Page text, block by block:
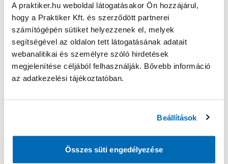
A praktiker.hu weboldal látogatásakor Ön hozzájárul,
hogy a Praktiker Kft. és szerződött partnerei
számítógépén sütiket helyezzenek el, melyek
segítségével az oldalon tett látogatásának adatait
webanalitikai és személyre szóló hirdetések
megjelenítése céljából felhasználják. Bővebb információ
az adatkezelési tájékoztatóban.
Beállítások
Összes süti engedélyezése
Oldal újratöltése